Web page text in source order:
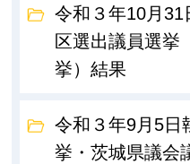
令和３年10月
区選出議員選挙
挙）結果
令和３年9月5
挙・茨城県議会